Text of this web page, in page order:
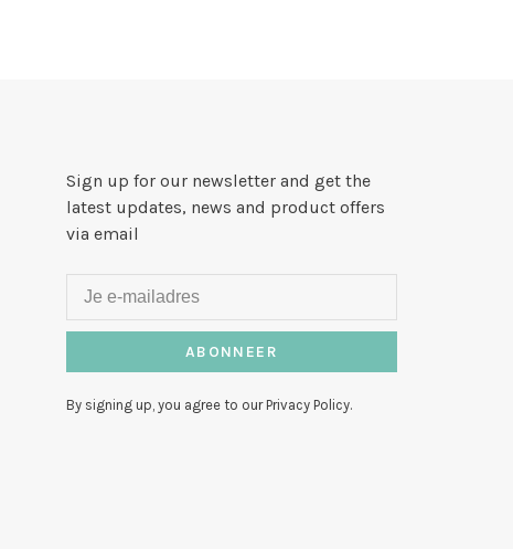
Sign up for our newsletter and get the
latest updates, news and product offers
via email
ABONNEER
By signing up, you agree to our Privacy Policy.